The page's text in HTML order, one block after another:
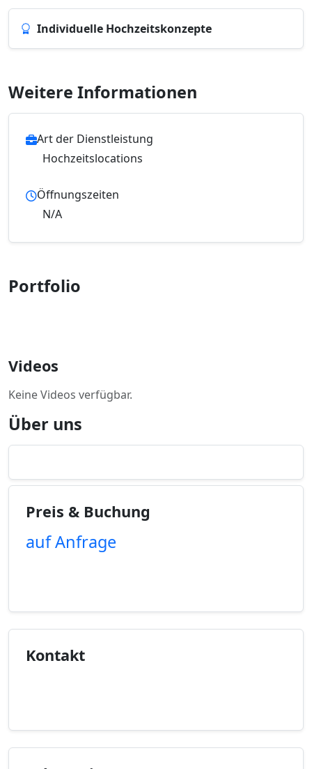
Individuelle Hochzeitskonzepte
Weitere Informationen
Art der Dienstleistung
Hochzeitslocations
Öffnungszeiten
N/A
Portfolio
Videos
Keine Videos verfügbar.
Über uns
Preis & Buchung
auf Anfrage
Kontakt